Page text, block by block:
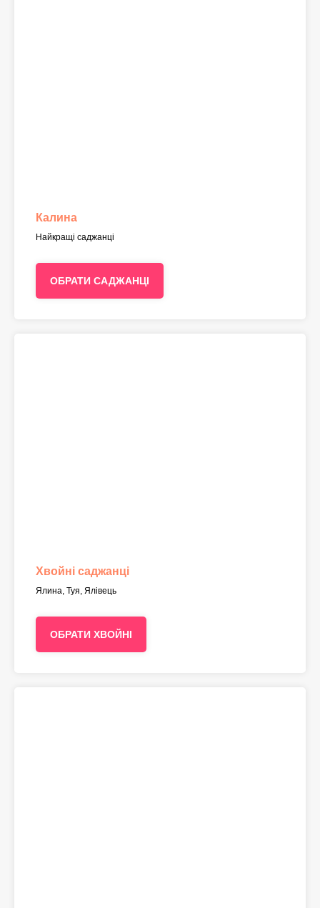
Калина
Найкращі саджанці
ОБРАТИ САДЖАНЦІ
Хвойні саджанці
Ялина, Туя, Ялівець
ОБРАТИ ХВОЙНІ